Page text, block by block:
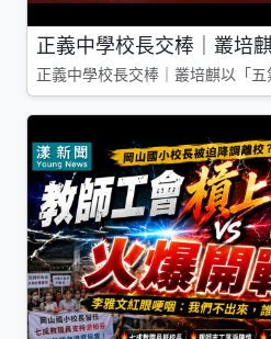
正義中學校長交棒｜叢培
正義中學校長交棒｜叢培麒以「